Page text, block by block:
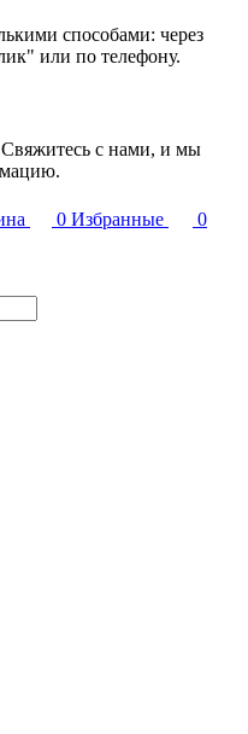
способами: через
или по телефону.
с нами, и мы
0 Избранные
0